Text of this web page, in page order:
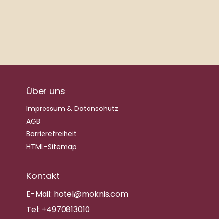
Über uns
Impressum & Datenschutz
AGB
Barrierefreiheit
HTML-Sitemap
Kontakt
E-Mail: hotel@moknis.com
Tel: +4970813010